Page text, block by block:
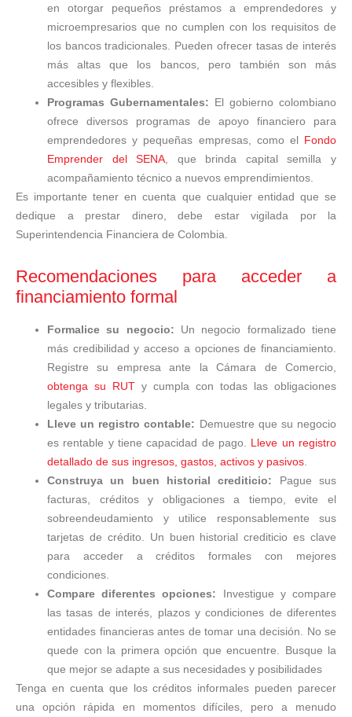
en otorgar pequeños préstamos a emprendedores y
microempresarios que no cumplen con los requisitos de
los bancos tradicionales. Pueden ofrecer tasas de interés
más altas que los bancos, pero también son más
accesibles y flexibles.
Programas Gubernamentales: El gobierno colombiano
ofrece diversos programas de apoyo financiero para
emprendedores y pequeñas empresas, como el Fondo
Emprender del SENA , que brinda capital semilla y
acompañamiento técnico a nuevos emprendimientos.
Es importante tener en cuenta que cualquier entidad que se
dedique a prestar dinero, debe estar vigilada por la
Superintendencia Financiera de Colombia.
Recomendaciones para acceder a
financiamiento formal
Formalice su negocio: Un negocio formalizado tiene
más credibilidad y acceso a opciones de financiamiento.
Registre su empresa ante la Cámara de Comercio,
obtenga su RUT y cumpla con todas las obligaciones
legales y tributarias.
Lleve un registro contable: Demuestre que su negocio
es rentable y tiene capacidad de pago. Lleve un registro
detallado de sus ingresos, gastos, activos y pasivos
Construya un buen historial crediticio: Pague sus
facturas, créditos y obligaciones a tiempo, evite el
sobreendeudamiento y utilice responsablemente sus
tarjetas de crédito. Un buen historial crediticio es clave
para acceder a créditos formales con mejores
condiciones.
Compare diferentes opciones: Investigue y compare
las tasas de interés, plazos y condiciones de diferentes
entidades financieras antes de tomar una decisión. No se
quede con la primera opción que encuentre. Busque la
que mejor se adapte a sus necesidades y posibilidades
Tenga en cuenta que los créditos informales pueden parecer
una opción rápida en momentos difíciles, pero a menudo